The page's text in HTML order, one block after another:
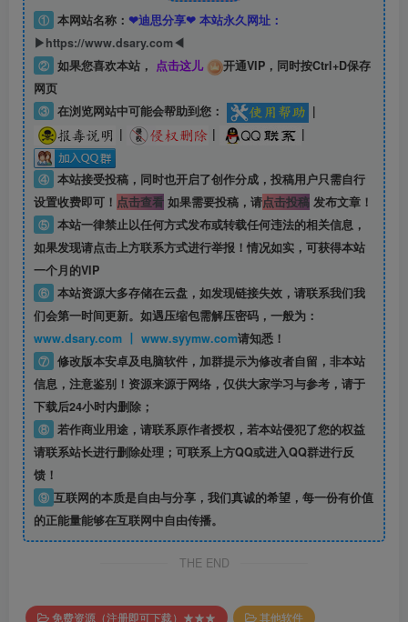
① 本网站名称： ❤迪思分享❤ 本站永久网址：
▶https://www.dsary.com◀
② 如果您喜欢本站， 点击这儿
开通VIP，同时按Ctrl+D保存
网页
③ 在浏览网站中可能会帮助到您：
|
|
| |
④ 本站接受投稿，同时也开启了创作分成，投稿用户只需自行
设置收费即可！ 点击查看如果需要投稿，请点击投稿发布文章！
⑤ 本站一律禁止以任何方式发布或转载任何违法的相关信息，
如果发现请点击上方联系方式进行举报！情况如实，可获得本站
一个月的VIP
⑥ 本站资源大多存储在云盘，如发现链接失效，请联系我们我
们会第一时间更新。如遇压缩包需解压密码，一般为：
www.dsary.com 丨 www.syymw.com请知悉！
⑦ 修改版本安卓及电脑软件，加群提示为修改者自留， 非本站
信息，注意鉴别！资源来源于网络，仅供大家学习与参考，请于
下载后24小时内删除；
⑧ 若作商业用途，请联系原作者授权，若本站侵犯了您的权益
请联系站长进行删除处理；可联系上方QQ或进入QQ群进行反
馈！
⑨ 互联网的本质是自由与分享，我们真诚的希望，每一份有价值
的正能量能够在互联网中自由传播。
THE END
免费资源（注册即可下载）★★★
其他软件